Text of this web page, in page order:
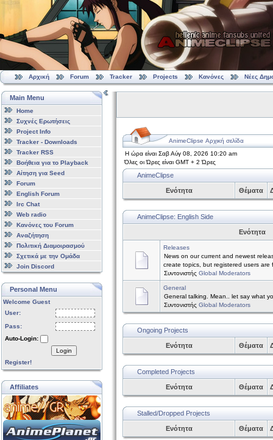
Αρχική Forum Tracker Projects Κανόνες Νέες
Main Menu
Home
Συχνές Ερωτήσεις
Project Info
Tracker - Downloads
Tracker RSS
Βοήθεια για το Playback
Αίτηση για Seed
Forum
English Forum
Irc Chat
Web radio
Κανόνες του Forum
Αναζήτηση
Πολιτική Διαμοιρασμού
Σχετικά με την Ομάδα
Join Discord
Personal Menu
Welcome Guest
User:
Pass:
Auto-Login:
Login
Register!
Affiliates
AnimeClipse Αρχική σελίδα
Η ώρα είναι Σαβ Αύγ 08, 2026 10:20 am
Όλες οι Ώρες είναι GMT + 2 Ώρες
AnimeClipse
Ενότητα Θέματα
AnimeClipse: English Side
Ενότητα
Releases
News on our current and newest
create topics, but registered users are
Συντονιστής Global Moderators
General
General talking. Mean.. let say what
Συντονιστής Global Moderators
Ongoing Projects
Ενότητα Θέματα
Completed Projects
Ενότητα Θέματα
Stalled/Dropped Projects
Ενότητα Θέματα